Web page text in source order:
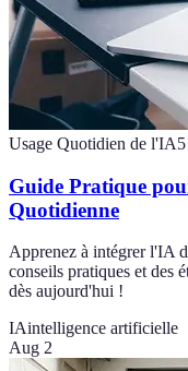
Usage Quotidien de l'IA5
Guide Pratique
Quotidienne
Apprenez à intégrer l'IA
conseils pratiques et des
dès aujourd'hui !
IAintelligence artificielle
Aug 2